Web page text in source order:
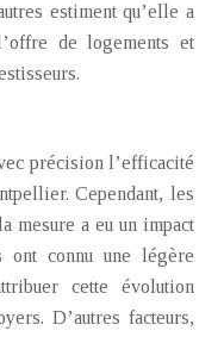
estiment qu’elle a
de logements et
précision l’efficacité
Cependant, les
mesure a eu un impact
connu une légère
cette évolution
D’autres facteurs,